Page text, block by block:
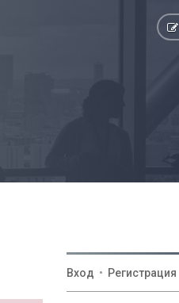
Вход • Регистрация